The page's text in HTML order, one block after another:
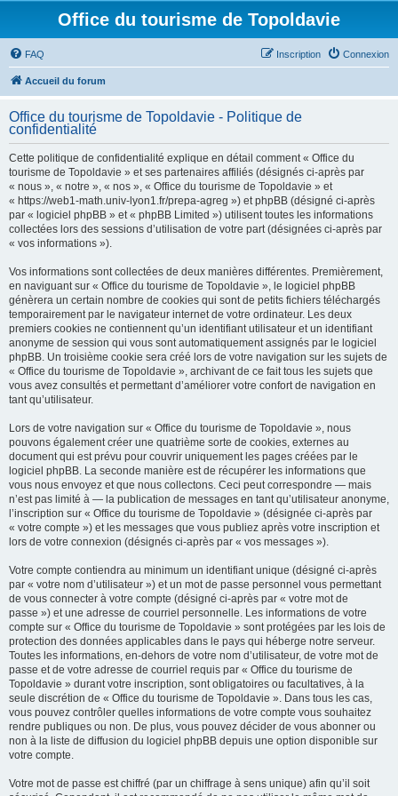
Office du tourisme de Topoldavie
FAQ Connexion
Inscription
Accueil du forum
Office du tourisme de Topoldavie - Politique de
confidentialité
Cette politique de confidentialité explique en détail comment « Office du
tourisme de Topoldavie » et ses partenaires affiliés (désignés ci-après par
« nous », « notre », « nos », « Office du tourisme de Topoldavie » et
« https://web1-math.univ-lyon1.fr/prepa-agreg ») et phpBB (désigné ci-après
par « logiciel phpBB » et « phpBB Limited ») utilisent toutes les informations
collectées lors des sessions d’utilisation de votre part (désignées ci-après par
« vos informations »).
Vos informations sont collectées de deux manières différentes. Premièrement,
en naviguant sur « Office du tourisme de Topoldavie », le logiciel phpBB
génèrera un certain nombre de cookies qui sont de petits fichiers téléchargés
temporairement par le navigateur internet de votre ordinateur. Les deux
premiers cookies ne contiennent qu’un identifiant utilisateur et un identifiant
anonyme de session qui vous sont automatiquement assignés par le logiciel
phpBB. Un troisième cookie sera créé lors de votre navigation sur les sujets de
« Office du tourisme de Topoldavie », archivant de ce fait tous les sujets que
vous avez consultés et permettant d’améliorer votre confort de navigation en
tant qu’utilisateur.
Lors de votre navigation sur « Office du tourisme de Topoldavie », nous
pouvons également créer une quatrième sorte de cookies, externes au
document qui est prévu pour couvrir uniquement les pages créées par le
logiciel phpBB. La seconde manière est de récupérer les informations que
vous nous envoyez et que nous collectons. Ceci peut correspondre — mais
n’est pas limité à — la publication de messages en tant qu’utilisateur anonyme,
l’inscription sur « Office du tourisme de Topoldavie » (désignée ci-après par
« votre compte ») et les messages que vous publiez après votre inscription et
lors de votre connexion (désignés ci-après par « vos messages »).
Votre compte contiendra au minimum un identifiant unique (désigné ci-après
par « votre nom d’utilisateur ») et un mot de passe personnel vous permettant
de vous connecter à votre compte (désigné ci-après par « votre mot de
passe ») et une adresse de courriel personnelle. Les informations de votre
compte sur « Office du tourisme de Topoldavie » sont protégées par les lois de
protection des données applicables dans le pays qui héberge notre serveur.
Toutes les informations, en-dehors de votre nom d’utilisateur, de votre mot de
passe et de votre adresse de courriel requis par « Office du tourisme de
Topoldavie » durant votre inscription, sont obligatoires ou facultatives, à la
seule discrétion de « Office du tourisme de Topoldavie ». Dans tous les cas,
vous pouvez contrôler quelles informations de votre compte vous souhaitez
rendre publiques ou non. De plus, vous pouvez décider de vous abonner ou
non à la liste de diffusion du logiciel phpBB depuis une option disponible sur
votre compte.
Votre mot de passe est chiffré (par un chiffrage à sens unique) afin qu’il soit